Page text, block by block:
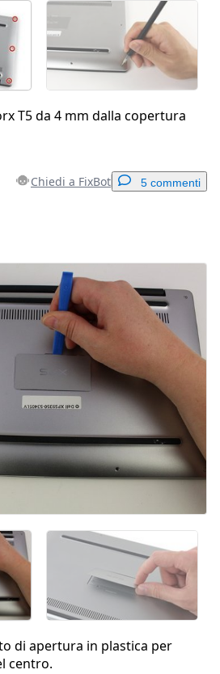
T5 da 4 mm dalla copertura
Chiedi a FixBot 5 commenti
Annulla Pubblica commento
di apertura in plastica per
centro.